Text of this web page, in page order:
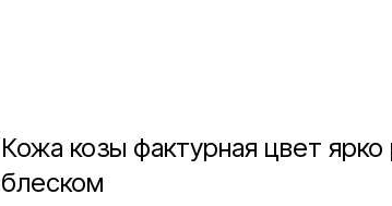
Кожа козы фактурная цвет
блеском